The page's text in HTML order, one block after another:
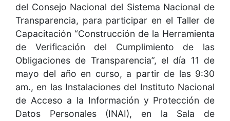
del Consejo Nacional del Sistema Nacional de
Transparencia, para participar en el Taller de
Capacitación “Construcción de la Herramienta
de Verificación del Cumplimiento de las
Obligaciones de Transparencia”, el día 11 de
mayo del año en curso, a partir de las 9:30
am., en las Instalaciones del Instituto Nacional
de Acceso a la Información y Protección de
Datos Personales (INAI), en la Sala de